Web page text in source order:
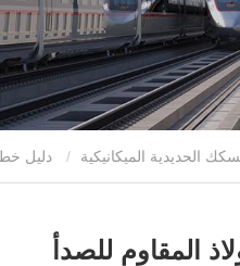
الحديدية الميكانيكية
المقاوم للصدأ